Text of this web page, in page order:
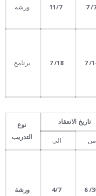
/
7
11
/7 ورشة
/
7
18
/
7 برنامج
تاريخ الانعقاد
نوع
التدريب
من الى
/
6
4
/7 ورشة